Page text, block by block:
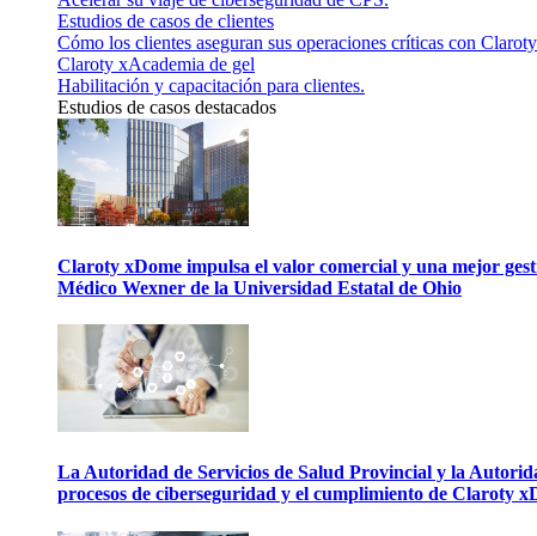
Estudios de casos de clientes
Cómo los clientes aseguran sus operaciones críticas con
Claroty xAcademia de gel
Habilitación y capacitación para clientes.
Estudios de casos destacados
Claroty xDome impulsa el valor comercial y una mejor
Médico Wexner de la Universidad Estatal de Ohio
La Autoridad de Servicios de Salud Provincial y la
procesos de ciberseguridad y el cumplimiento de Claroty